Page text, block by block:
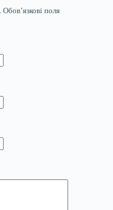
Обов’язкові поля